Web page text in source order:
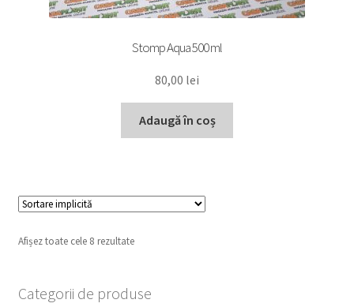
Stomp Aqua 500 ml
80,00 lei
Adaugă în coș
Afișez toate cele 8 rezultate
Categorii de produse